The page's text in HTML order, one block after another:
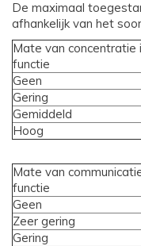
De maximaal
afhankelijk van het
Mate van concentratie
functie
Geen
Gering
Gemiddeld
Hoog
Mate van
functie
Geen
Zeer gering
Gering